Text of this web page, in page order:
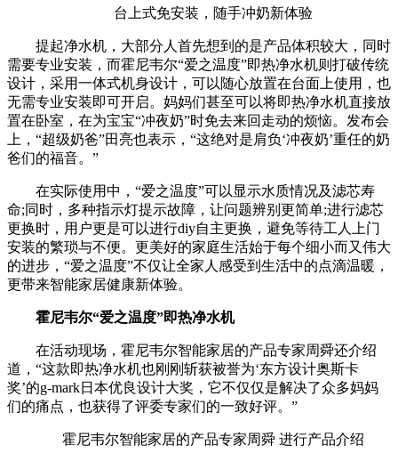
台上式免安装，随手冲奶新体验
提起净水机，大部分人首先想到的是产品体积较大，同时
需要专业安装，而霍尼韦尔“爱之温度”即热净水机则打破传统
设计，采用一体式机身设计，可以随心放置在台面上使用，也
无需专业安装即可开启。妈妈们甚至可以将即热净水机直接放
置在卧室，在为宝宝“冲夜奶”时免去来回走动的烦恼。发布会
上，“超级奶爸”田亮也表示，“这绝对是肩负‘冲夜奶’重任的奶
爸们的福音。”
在实际使用中，“爱之温度”可以显示水质情况及滤芯寿
命;同时，多种指示灯提示故障，让问题辨别更简单;进行滤芯
更换时，用户更是可以进行diy自主更换，避免等待工人上门
安装的繁琐与不便。更美好的家庭生活始于每个细小而又伟大
的进步，“爱之温度”不仅让全家人感受到生活中的点滴温暖，
更带来智能家居健康新体验。
霍尼韦尔“爱之温度”即热净水机
在活动现场，霍尼韦尔智能家居的产品专家周舜还介绍
道，“这款即热净水机也刚刚斩获被誉为‘东方设计奥斯卡
奖’的g-mark日本优良设计大奖，它不仅仅是解决了众多妈妈
们的痛点，也获得了评委专家们的一致好评。”
霍尼韦尔智能家居的产品专家周舜 进行产品介绍